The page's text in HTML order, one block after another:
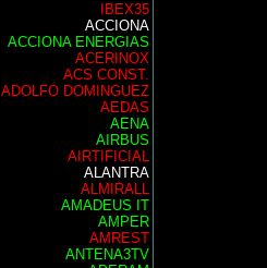
IBEX35
ACCIONA
ACCIONA ENERGIAS
ACERINOX
ACS CONST.
ADOLFO DOMINGUEZ
AEDAS
AENA
AIRBUS
AIRTIFICIAL
ALANTRA
ALMIRALL
AMADEUS IT
AMPER
AMREST
ANTENA3TV